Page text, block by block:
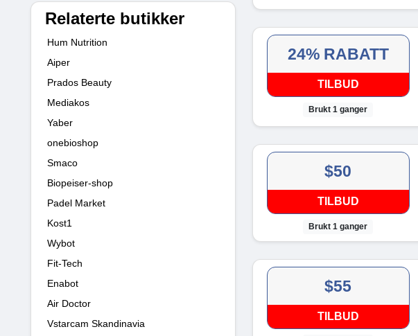
Relaterte butikker
Hum Nutrition
Aiper
Prados Beauty
Mediakos
Yaber
onebioshop
Smaco
Biopeiser-shop
Padel Market
Kost1
Wybot
Fit-Tech
Enabot
Air Doctor
Vstarcam Skandinavia
24% RABATT
TILBUD
Brukt 1 ganger
$50
TILBUD
Brukt 1 ganger
$55
TILBUD